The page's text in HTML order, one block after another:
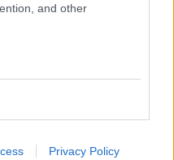
and other
Privacy Policy
8
Gran Paradiso,